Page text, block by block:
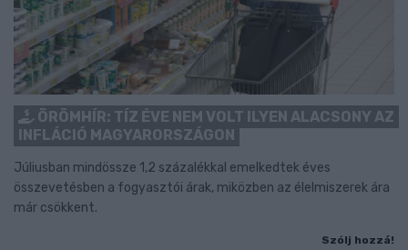
ÖRÖMHÍR: TÍZ ÉVE NEM VOLT ILYEN ALACSONY AZ
INFLÁCIÓ MAGYARORSZÁGON
Júliusban mindössze 1,2 százalékkal emelkedtek éves
összevetésben a fogyasztói árak, miközben az élelmiszerek ára
már csökkent.
Szólj hozzá!